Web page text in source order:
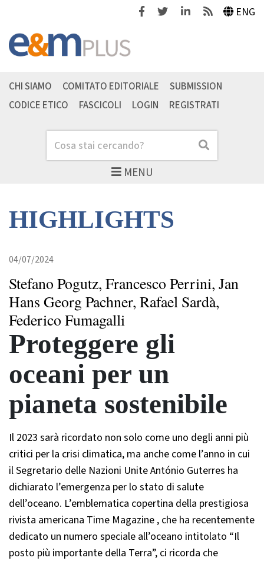
FacebookTwitterLinkedinFeeds ENG
MENU
Cerca Cerca
CHI SIAMO COMITATO EDITORIALE
SUBMISSION
CODICE ETICO
FASCICOLI LOGIN REGISTRATI
HIGHLIGHTS
04/07/2024
Stefano Pogutz, Francesco Perrini, Jan
Hans Georg Pachner, Rafael Sardà,
Federico Fumagalli
Proteggere gli
oceani per un
pianeta sostenibile
Il 2023 sarà ricordato non solo come uno degli anni più
critici per la crisi climatica, ma anche come l’anno in cui
il Segretario delle Nazioni Unite António Guterres ha
dichiarato l’emergenza per lo stato di salute
dell’oceano. L’emblematica copertina della prestigiosa
rivista americana Time Magazine , che ha recentemente
dedicato un numero speciale all’oceano intitolato “Il
posto più importante della Terra”, ci ricorda che